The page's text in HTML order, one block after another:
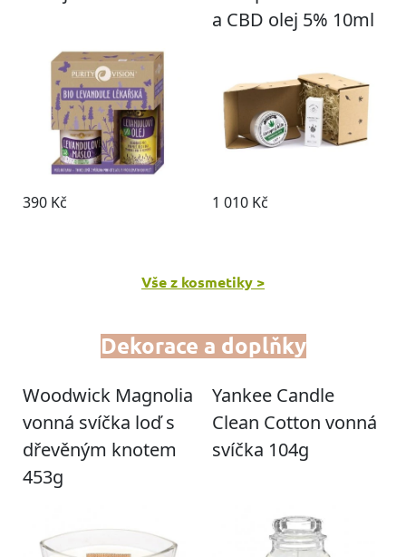
Vše z kosmetiky >
Dekorace a doplňky